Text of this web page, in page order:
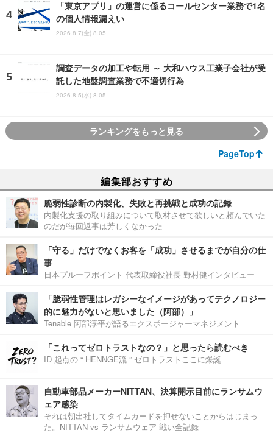
「東京アプリ」の運営に係るコールセンター業務で1名
の個人情報漏えい
2026.8.7(金) 8:05
調査データの加工や転用 ～ 大和ハウス工業子会社が受
託した地盤調査業務で不適切行為
2026.8.5(水) 8:05
ランキングをもっと見る
PageTop
編集部おすすめ
脆弱性診断の内製化、失敗と再挑戦と成功の記録
内製化支援の取り組みについて取材させて欲しいと頼んでいた
のだが毎回返事は芳しくなかった
「守る」だけでなくお客を「成功」させるまでが自分の仕
事
日本プルーフポイント 代表取締役社長 野村健インタビュー
「脆弱性管理はレガシーなイメージがあってテクノロジー
的に魅力がないと思いました（阿部）」
Tenable 阿部淳平が語るエクスポージャーマネジメント
「これってゼロトラストなの？」と思ったら読むべき
ID 起点の “ HENNGE流 ” ゼロトラストここに爆誕
自動車部品メーカーNITTAN、決算開示目前にランサムウ
ェア感染
それは朝出社してタイムカードを押せないことからはじまっ
た。NITTAN vs ランサムウェア 戦い全記録